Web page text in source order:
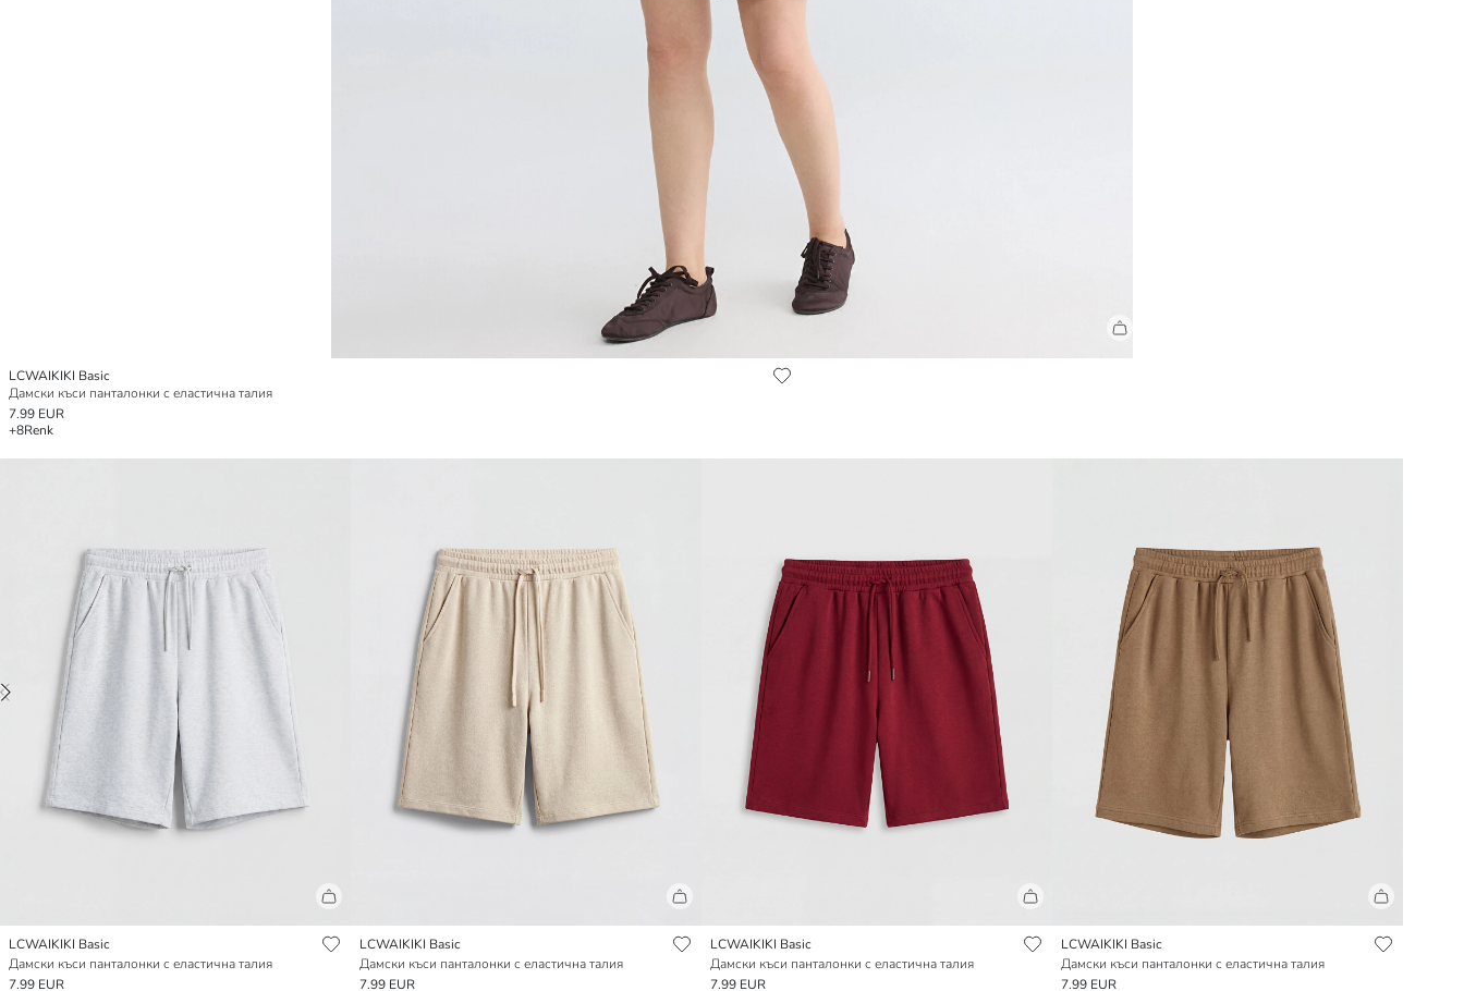
LCWAIKIKI Basic
Дамски къси панталонки с еластична талия
7.99 EUR
+8Renk
LCWAIKIKI Basic
Дамски къси панталонки с еластична талия
7.99 EUR
LCWAIKIKI Basic
Дамски къси панталонки с еластична талия
7.99 EUR
LCWAIKIKI Basic
Дамски къси панталонки с еластична талия
7.99 EUR
LCWAIKIKI Basic
Дамски къси панталонки с еластична талия
7.99 EUR